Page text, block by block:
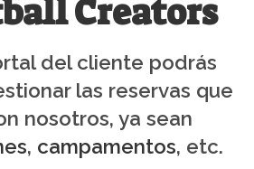
Creators
del cliente podrás
las reservas que
nosotros, ya sean
, campamentos, etc.